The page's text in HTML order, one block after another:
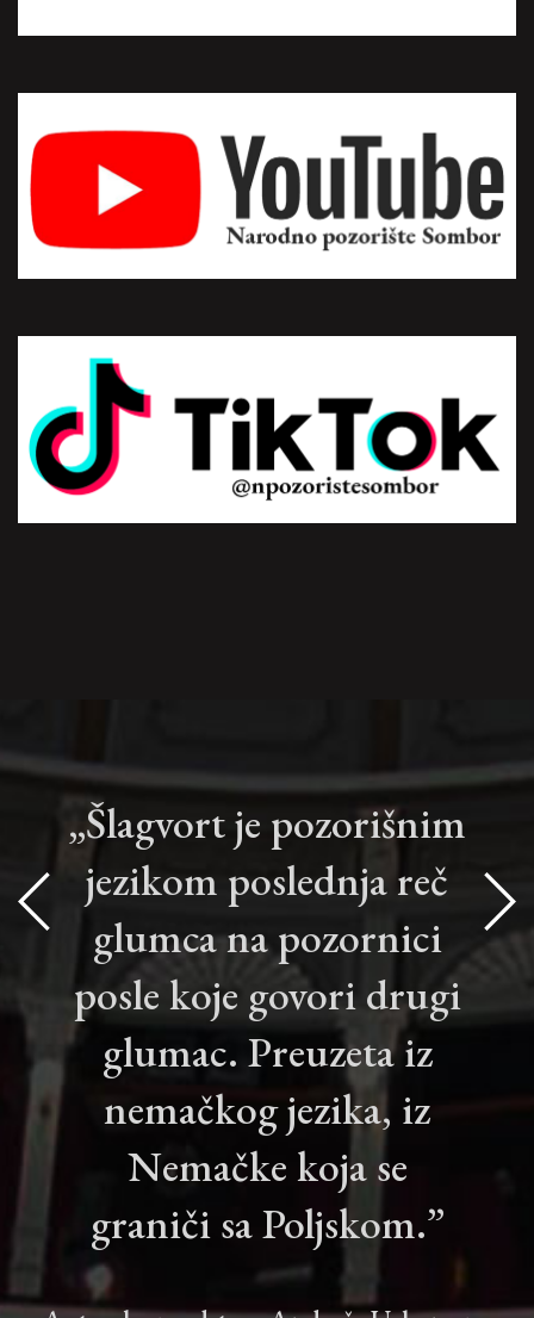
„Šlagvort je pozorišnim
jezikom poslednja reč
glumca na pozornici
posle koje govori drugi
glumac. Preuzeta iz
nemačkog jezika, iz
Nemačke koja se
graniči sa Poljskom.”